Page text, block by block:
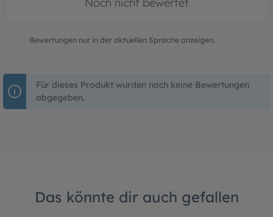
Bewertungen nur in der aktuellen Sprache anzeigen.
Für dieses Produkt wurden noch keine Bewertungen
abgegeben.
Das könnte dir auch gefallen